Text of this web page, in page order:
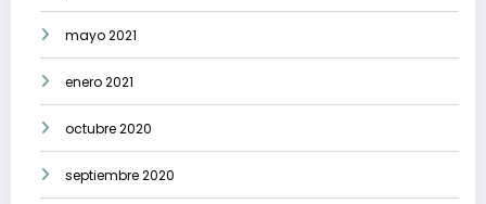
mayo 2021
enero 2021
octubre 2020
septiembre 2020